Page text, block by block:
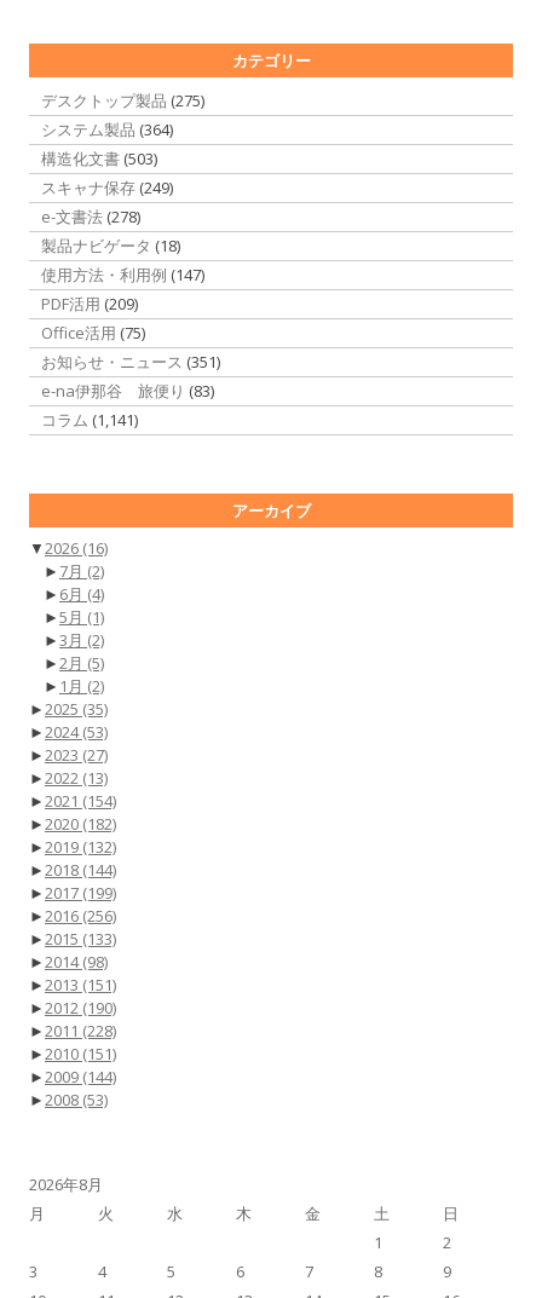
カテゴリー
デスクトップ製品 (275)
システム製品 (364)
構造化文書 (503)
スキャナ保存 (249)
e-文書法 (278)
製品ナビゲータ (18)
使用方法・利用例 (147)
PDF活用 (209)
Office活用 (75)
お知らせ・ニュース (351)
e-na伊那谷 旅便り (83)
コラム (1,141)
アーカイブ
▼2026 (16)
► 7月 (2)
► 6月 (4)
►5月 (1)
►3月 (2)
►2月 (5)
► 1月 (2)
►2025 (35)
►2024(53)
►2023 (27)
►2022 (13)
►2021 (154)
►2020 (182)
►2019 (132)
►2018 (144)
►2017 (199)
►2016 (256)
►2015 (133)
►2014(98)
►2013 (151)
►2012 (190)
►2011 (228)
►2010 (151)
►2009 (144)
►2008 (53)
2026年8月
月
火 水 木 金 土
日
1
2
3
4 5 6 7 8
9